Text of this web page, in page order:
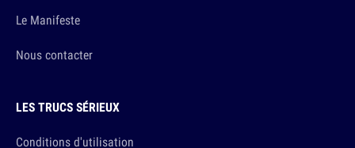
Le Manifeste
Nous contacter
LES TRUCS SÉRIEUX
Conditions d'utilisation